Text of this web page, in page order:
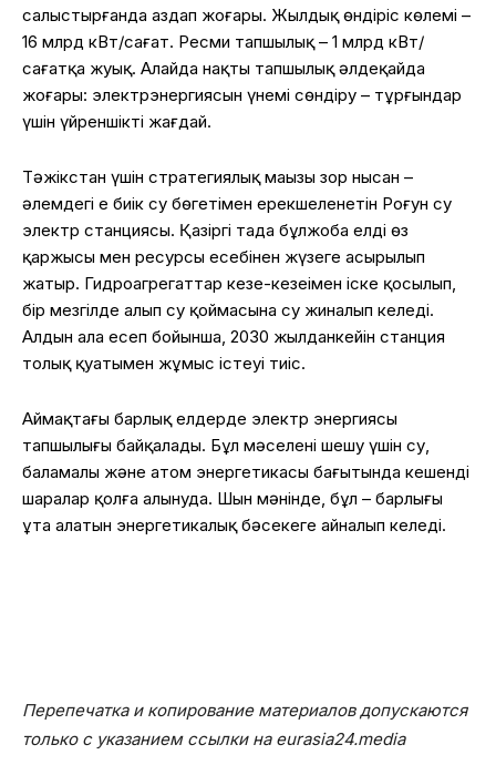
салыстырғанда аздап жоғары. Жылдық өндіріс көлемі –
16 млрд кВт/сағат. Ресми тапшылық– 1 млрд кВт/
сағатқа жуық. Алайда нақты тапшылық әлдеқайда
жоғары: электрэнергиясын үнемі сөндіру – тұрғындар
үшін үйреншікті жағдай.
Тәжікстан үшін стратегиялық маңызы зор нысан –
әлемдегі ең биік су бөгетімен ерекшеленетін Роғун су
электр станциясы. Қазіргі таңда бұлжоба елдің өз
қаржысы мен ресурсы есебінен жүзеге асырылып
жатыр. Гидроагрегаттар кезең-кезеңімен іске қосылып,
бір мезгілде алып су қоймасына су жиналып келеді.
Алдын ала есеп бойынша, 2030 жылданкейін станция
толық қуатымен жұмыс істеуі тиіс.
Аймақтағы барлық елдерде электр энергиясы
тапшылығы байқалады. Бұл мәселені шешу үшін су,
баламалы және атом энергетикасы бағытында кешенді
шаралар қолға алынуда. Шын мәнінде, бұл – барлығы
ұта алатын энергетикалық бәсекеге айналып келеді.
Перепечатка и копирование материалов допускаются
только с указанием ссылки на eurasia24.media